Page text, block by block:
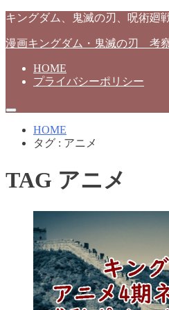
キングダム、鬼滅の刃、呪術廻
漫画キングダム・鬼滅の刃 考
HOME
プライバシーポリシー
HOME
タグ : アニメ
TAG アニメ